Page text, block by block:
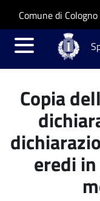
Salta al
Skip to site
Comune di
Copia
eredi